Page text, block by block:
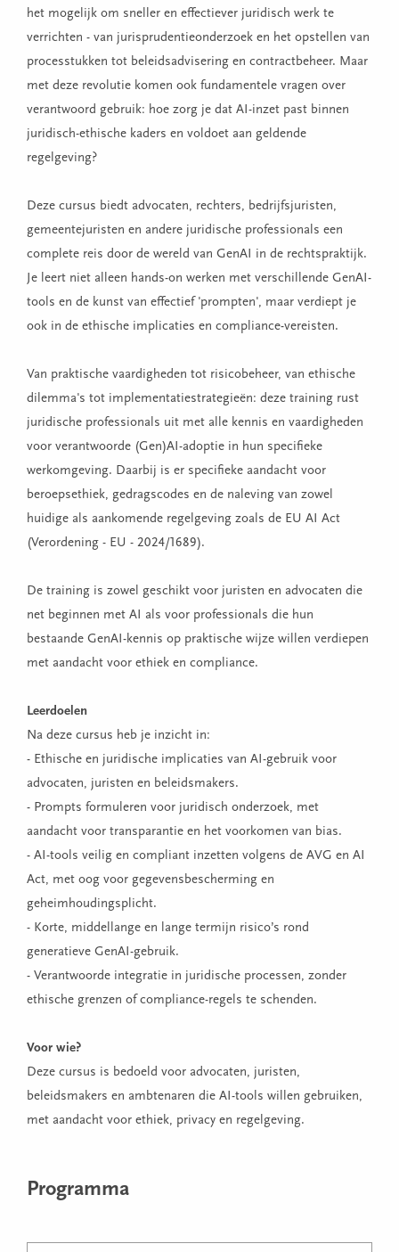
het mogelijk om sneller en effectiever juridisch werk te
verrichten - van jurisprudentieonderzoek en het opstellen van
processtukken tot beleidsadvisering en contractbeheer. Maar
met deze revolutie komen ook fundamentele vragen over
verantwoord gebruik: hoe zorg je dat AI-inzet past binnen
juridisch-ethische kaders en voldoet aan geldende
regelgeving?
Deze cursus biedt advocaten, rechters, bedrijfsjuristen,
gemeentejuristen en andere juridische professionals een
complete reis door de wereld van GenAI in de rechtspraktijk.
Je leert niet alleen hands-on werken met verschillende GenAI-
tools en de kunst van effectief 'prompten', maar verdiept je
ook in de ethische implicaties en compliance-vereisten.
Van praktische vaardigheden tot risicobeheer, van ethische
dilemma's tot implementatiestrategieën: deze training rust
juridische professionals uit met alle kennis en vaardigheden
voor verantwoorde (Gen)AI-adoptie in hun specifieke
werkomgeving. Daarbij is er specifieke aandacht voor
beroepsethiek, gedragscodes en de naleving van zowel
huidige als aankomende regelgeving zoals de EU AI Act
(Verordening - EU - 2024/1689).
De training is zowel geschikt voor juristen en advocaten die
net beginnen met AI als voor professionals die hun
bestaande GenAI-kennis op praktische wijze willen verdiepen
met aandacht voor ethiek en compliance.
Leerdoelen
Na deze cursus heb je inzicht in:
- Ethische en juridische implicaties van AI-gebruik voor
advocaten, juristen en beleidsmakers.
- Prompts formuleren voor juridisch onderzoek, met
aandacht voor transparantie en het voorkomen van bias.
- AI-tools veilig en compliant inzetten volgens de AVG en AI
Act, met oog voor gegevensbescherming en
geheimhoudingsplicht.
- Korte, middellange en lange termijn risico’s rond
generatieve GenAI-gebruik.
- Verantwoorde integratie in juridische processen, zonder
ethische grenzen of compliance-regels te schenden.
Voor wie?
Deze cursus is bedoeld voor advocaten, juristen,
beleidsmakers en ambtenaren die AI-tools willen gebruiken,
met aandacht voor ethiek, privacy en regelgeving.
Programma